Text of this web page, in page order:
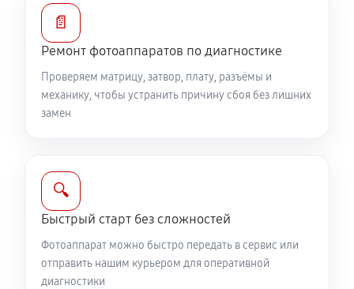
Замена диска управления
Замена вспышки фотоаппарата Canon EOS 77D Kit
18-135 IS USM
IS USM
Комплексная чистка фотоаппарата Canon EOS 77D
Kit 18-135 IS USM
📄
Ремонт фотоаппаратов по диагностике
Проверяем матрицу, затвор, плату, разъёмы и
механику, чтобы устранить причину сбоя без лишних
замен
🔍
Быстрый старт без сложностей
Фотоаппарат можно быстро передать в сервис или
отправить нашим курьером для оперативной
диагностики